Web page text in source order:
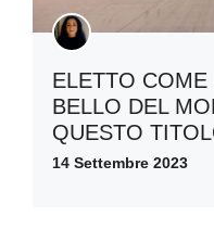
ELETTO COME
BELLO DEL
QUESTO
14 Settembre 2023